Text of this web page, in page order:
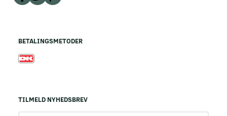
BETALINGSMETODER
TILMELD NYHEDSBREV